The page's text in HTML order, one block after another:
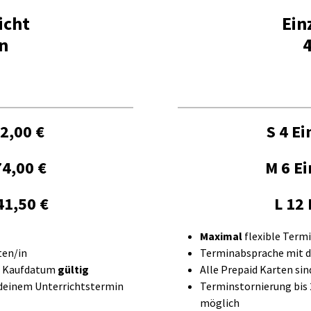
€
€
€
in
Kaufdatum gültig
Unterrichtstermin
S 4
M 6
L
Maximal flexible
Terminabsprache mit
Alle Prepaid Karten
Terminstornierung bis
möglich